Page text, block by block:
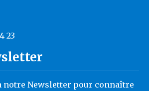
23
notre Newsletter pour connaître